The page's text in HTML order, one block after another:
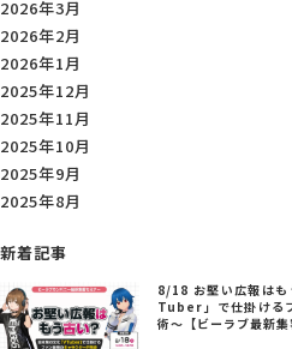
2026年3月
2026年2月
2026年1月
2025年12月
2025年11月
2025年10月
2025年9月
2025年8月
新着記事
8/18 お堅い広報はも
Tuber」で仕掛ける
術～【ビーラブ最新集